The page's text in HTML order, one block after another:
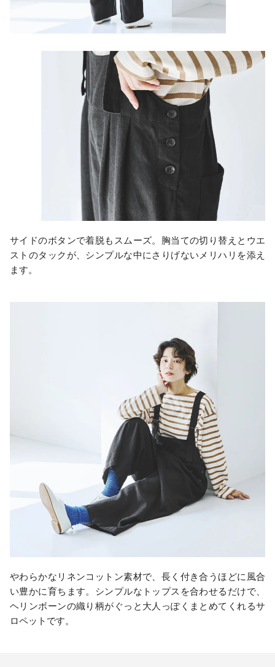
サイドのボタンで着脱もスムーズ。胸当ての切り替えとウエ
ストのタックが、シンプルな中にさりげないメリハリを添え
ます。
やわらかなリネンコットン素材で、長く付き合うほどに風合
い豊かに育ちます。シンプルなトップスを合わせるだけで、
ヘリンボーンの織り柄がぐっと大人っぽくまとめてくれるサ
ロペットです。